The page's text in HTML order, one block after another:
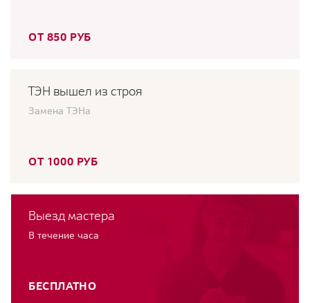
ОТ 850 РУБ
ТЭН вышел из строя
Замена ТЭНа
ОТ 1000 РУБ
Выезд мастера
В течение часа
БЕСПЛАТНО